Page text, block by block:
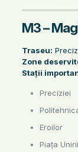
M3 –
Traseu:
Zone
Stații
Preciziei
Eroilor
Piața